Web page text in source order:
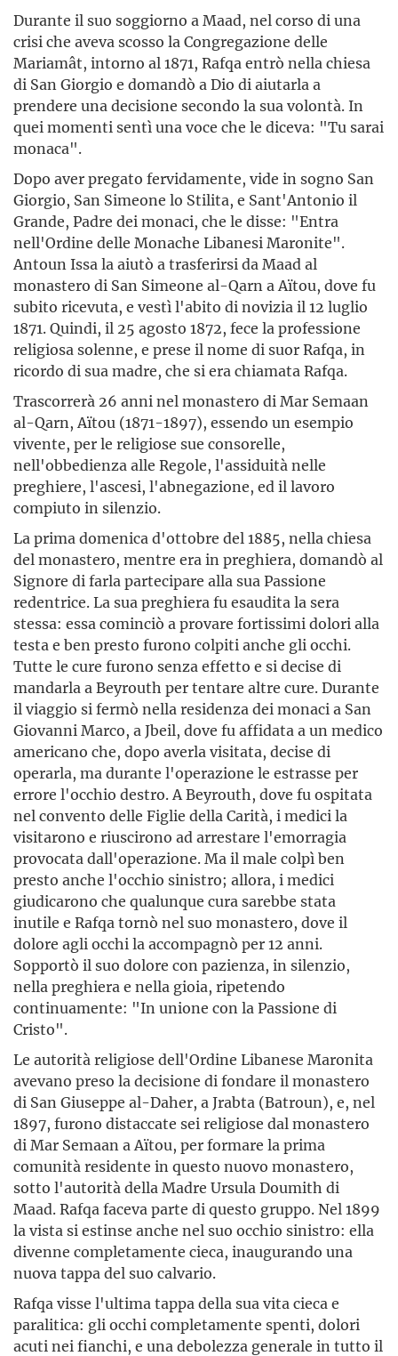
Durante il suo soggiorno a Maad, nel corso di una
crisi che aveva scosso la Congregazione delle
Mariamât, intorno al 1871, Rafqa entrò nella chiesa
di San Giorgio e domandò a Dio di aiutarla a
prendere una decisione secondo la sua volontà. In
quei momenti sentì una voce che le diceva: "Tu sarai
monaca".
Dopo aver pregato fervidamente, vide in sogno San
Giorgio, San Simeone lo Stilita, e Sant'Antonio il
Grande, Padre dei monaci, che le disse: "Entra
nell'Ordine delle Monache Libanesi Maronite".
Antoun Issa la aiutò a trasferirsi da Maad al
monastero di San Simeone al-Qarn a Aïtou, dove fu
subito ricevuta, e vestì l'abito di novizia il 12 luglio
1871. Quindi, il 25 agosto 1872, fece la professione
religiosa solenne, e prese il nome di suor Rafqa, in
ricordo di sua madre, che si era chiamata Rafqa.
Trascorrerà 26 anni nel monastero di Mar Semaan
al-Qarn, Aïtou (1871-1897), essendo un esempio
vivente, per le religiose sue consorelle,
nell'obbedienza alle Regole, l'assiduità nelle
preghiere, l'ascesi, l'abnegazione, ed il lavoro
compiuto in silenzio.
La prima domenica d'ottobre del 1885, nella chiesa
del monastero, mentre era in preghiera, domandò al
Signore di farla partecipare alla sua Passione
redentrice. La sua preghiera fu esaudita la sera
stessa: essa cominciò a provare fortissimi dolori alla
testa e ben presto furono colpiti anche gli occhi.
Tutte le cure furono senza effetto e si decise di
mandarla a Beyrouth per tentare altre cure. Durante
il viaggio si fermò nella residenza dei monaci a San
Giovanni Marco, a Jbeil, dove fu affidata a un medico
americano che, dopo averla visitata, decise di
operarla, ma durante l'operazione le estrasse per
errore l'occhio destro. A Beyrouth, dove fu ospitata
nel convento delle Figlie della Carità, i medici la
visitarono e riuscirono ad arrestare l'emorragia
provocata dall'operazione. Ma il male colpì ben
presto anche l'occhio sinistro; allora, i medici
giudicarono che qualunque cura sarebbe stata
inutile e Rafqa tornò nel suo monastero, dove il
dolore agli occhi la accompagnò per 12 anni.
Sopportò il suo dolore con pazienza, in silenzio,
nella preghiera e nella gioia, ripetendo
continuamente: "In unione con la Passione di
Cristo".
Le autorità religiose dell'Ordine Libanese Maronita
avevano preso la decisione di fondare il monastero
di San Giuseppe al-Daher, a Jrabta (Batroun), e, nel
1897, furono distaccate sei religiose dal monastero
di Mar Semaan a Aïtou, per formare la prima
comunità residente in questo nuovo monastero,
sotto l'autorità della Madre Ursula Doumith di
Maad. Rafqa faceva parte di questo gruppo. Nel 1899
la vista si estinse anche nel suo occhio sinistro: ella
divenne completamente cieca, inaugurando una
nuova tappa del suo calvario.
Rafqa visse l'ultima tappa della sua vita cieca e
paralitica: gli occhi completamente spenti, dolori
acuti nei fianchi, e una debolezza generale in tutto il